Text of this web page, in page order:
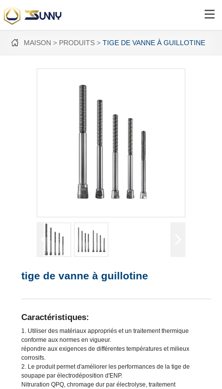
MAISON PRODUITS TIGE DE VANNE À GUILLOTINE
tige de vanne à guillotine
Caractéristiques:
1. Utiliser des matériaux appropriés et un traitement thermique
conforme aux normes en vigueur.
répondre aux exigences de différentes températures et milieux
corrosifs.
2. Le produit permet d'améliorer les performances de la tige de
soupape par électrodéposition d'ENP.
Nitruration QPQ, chromage dur par électrolyse, traitement